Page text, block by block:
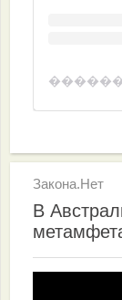
Закона.Нет
В